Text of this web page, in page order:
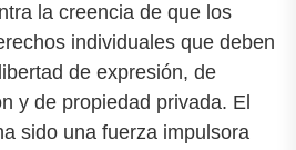
la creencia de que los
individuales que deben
de expresión, de
y de propiedad privada. El
sido una fuerza impulsora